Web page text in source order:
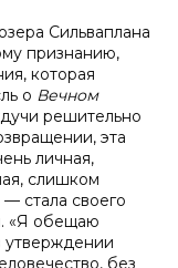
Сильваплана
признанию,
которая
о Вечном
решительно
эта
личная,
слишком
стала своего
«Я обещаю
утверждении
без